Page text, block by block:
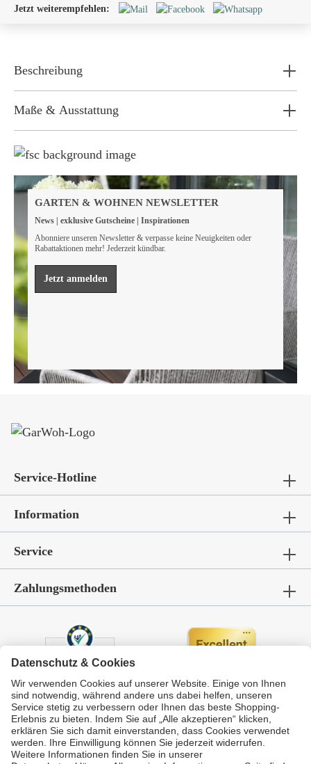
Jetzt weiterempfehlen:
Beschreibung
Maße & Ausstattung
Wir sind FSC® zertifiziert
leisten müssen, um unsere natürlichen Ressourcen zu
bewahren.
Mehr erfahren
GARTEN & WOHNEN NEWSLETTER
News | exklusive Gutscheine | Inspirationen
Abonniere unseren Newsletter & verpasse keine Neuigkeiten oder
Rabattaktionen mehr! Jederzeit kündbar.
Jetzt anmelden
Service-Hotline
Information
Service
Zahlungsmethoden
Durchschnittliche Bewertung von GarWoh – Gartenmöbel & Wohnen